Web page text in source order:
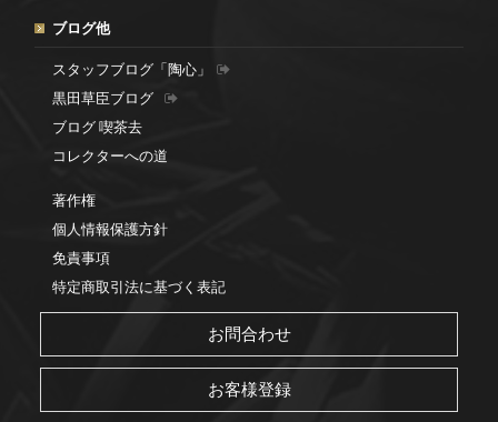
ブログ他
スタッフブログ「陶心」
黒田草臣ブログ
ブログ 喫茶去
コレクターへの道
著作権
個人情報保護方針
免責事項
特定商取引法に基づく表記
お問合わせ
お客様登録